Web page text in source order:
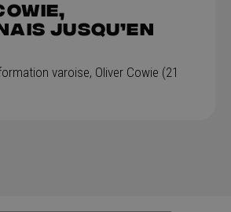
jusqu’en
varoise, Oliver Cowie (21